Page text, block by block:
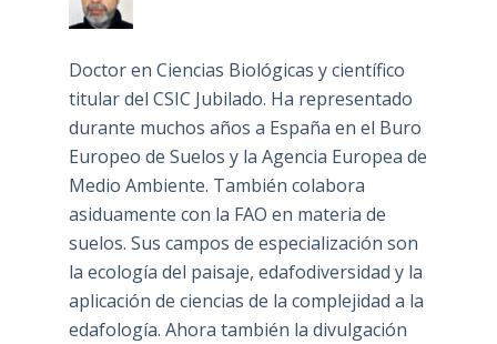
Doctor en Ciencias Biológicas y científico
titular del CSIC Jubilado. Ha representado
durante muchos años a España en el Buro
Europeo de Suelos y la Agencia Europea de
Medio Ambiente. También colabora
asiduamente con la FAO en materia de
suelos. Sus campos de especialización son
la ecología del paisaje, edafodiversidad y la
aplicación de ciencias de la complejidad a la
edafología. Ahora también la divulgación